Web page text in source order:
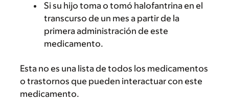
Si su hijo toma o tomó halofantrina en el
transcurso de un mes a partir de la
primera administración de este
medicamento.
Esta no es una lista de todos los medicamentos
o trastornos que pueden interactuar con este
medicamento.